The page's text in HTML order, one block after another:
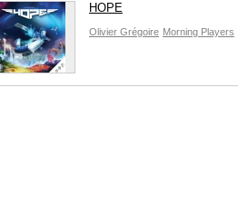
HOPE
Olivier Grégoire Morning Players